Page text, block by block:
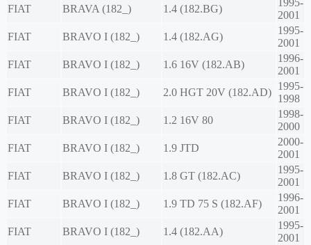
FIAT BRAVA (182_) 1.4 (182.BG)
1995-
2001
FIAT
BRAVO I (182_) 1.4 (182.AG)
1995-
2001
FIAT
BRAVO I (182_) 1.6 16V (182.AB)
1996-
2001
FIAT
BRAVO I (182_) 2.0 HGT 20V (182.AD)
1995-
1998
FIAT
BRAVO I (182_) 1.2 16V 80
1998-
2000
FIAT
BRAVO I (182_) 1.9 JTD
2000-
2001
FIAT
BRAVO I (182_) 1.8 GT (182.AC)
1995-
2001
FIAT
BRAVO I (182_) 1.9 TD 75 S (182.AF)
1996-
2001
FIAT
BRAVO I (182_) 1.4 (182.AA)
1995-
2001